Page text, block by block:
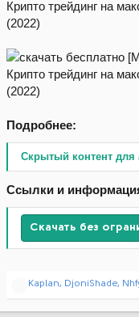
Подробнее:
Скрытый контент для
Ссылки и
Скачать без
РKaplan, DjoniShade,